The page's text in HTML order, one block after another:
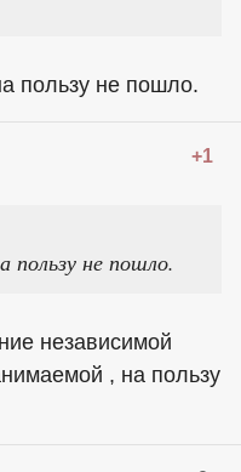
пользу не пошло.
+1
пользу не пошло.
независимой
, на пользу